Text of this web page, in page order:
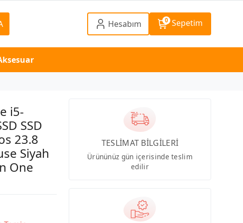
Hesabım 0 Sepetim
i5-
SSD
23.8
Siyah
One
TESLİMAT BİLGİLERİ
Ürününüz gün içerisinde teslim
edilir